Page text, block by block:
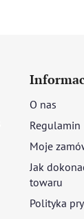
O nas
Regulamin
Moje
Jak
towaru
Polityka